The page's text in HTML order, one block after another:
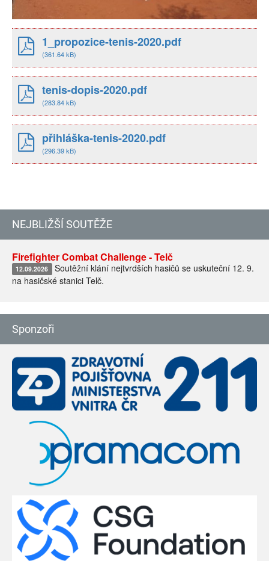
1_propozice-tenis-2020.pdf
(361.64 kB)
tenis-dopis-2020.pdf
(283.84 kB)
přihláška-tenis-2020.pdf
(296.39 kB)
NEJBLIŽŠÍ SOUTĚŽE
Firefighter Combat Challenge - Telč
12.09.2026 Soutěžní klání nejtvrdších hasičů se uskuteční 12. 9.
na hasičské stanici Telč.
Sponzoři